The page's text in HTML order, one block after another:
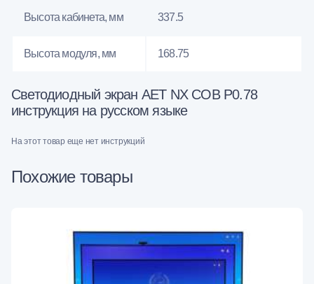
Высота кабинета, мм 337.5
Высота модуля, мм 168.75
Светодиодный экран AET NX COB P0.78
инструкция на русском языке
На этот товар еще нет инструкций
Похожие товары